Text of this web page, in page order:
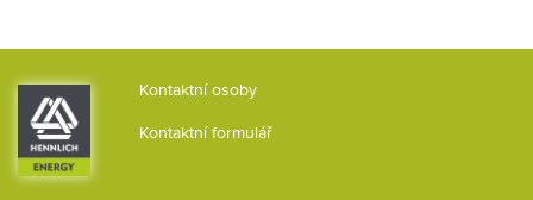
Kontaktní osoby
Kontaktní formulář